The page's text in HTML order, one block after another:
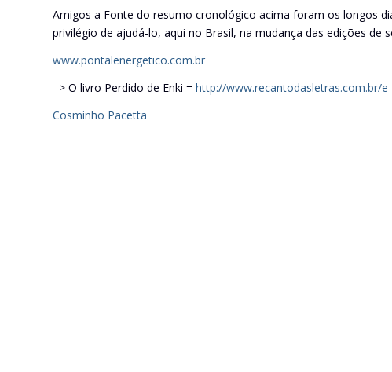
Amigos a Fonte do resumo cronológico acima foram os longos
privilégio de ajudá-lo, aqui no Brasil, na mudança das edições de
www.pontalenergetico.com.br
–> O livro Perdido de Enki = http://www.recantodasletras.com.br/
Cosminho Pacetta